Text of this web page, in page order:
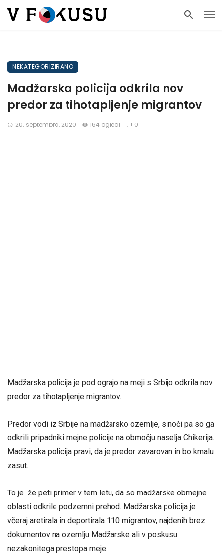
NEKATEGORIZIRANO
Madžarska policija odkrila nov
predor za tihotapljenje migrantov
20. septembra, 2020 164 ogledi 0
Madžarska policija je pod ograjo na meji s Srbijo odkrila nov
predor za tihotapljenje migrantov.
Predor vodi iz Srbije na madžarsko ozemlje, sinoči pa so ga
odkrili pripadniki mejne policije na območju naselja Chikerija.
Madžarska policija pravi, da je predor zavarovan in bo kmalu
zasut.
To je že peti primer v tem letu, da so madžarske obmejne
oblasti odkrile podzemni prehod. Madžarska policija je
včeraj aretirala in deportirala 110 migrantov, najdenih brez
dokumentov na ozemlju Madžarske ali v poskusu
nezakonitega prestopa meje.